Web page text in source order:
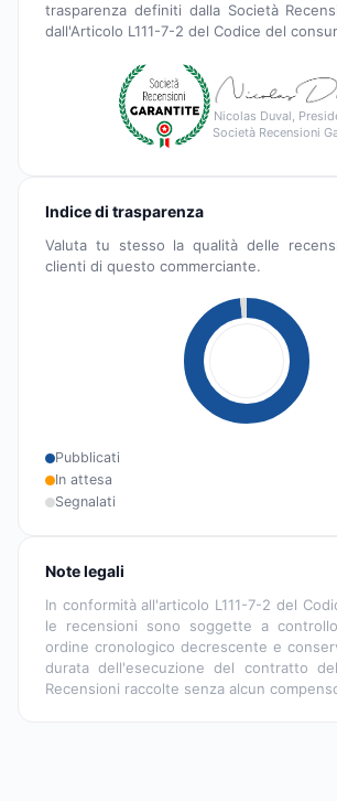
trasparenza definiti dalla Società
dall'Articolo L111-7-2 del Codice del
Nicolas Duval,
Società Recensioni
Indice di trasparenza
Valuta tu stesso la qualità delle
clienti di questo commerciante.
Pubblicati
In attesa
Segnalati
Note legali
In conformità all'articolo L111-7-2 del
le recensioni sono soggette a
ordine cronologico decrescente e
durata dell'esecuzione del contratto
Recensioni raccolte senza alcun